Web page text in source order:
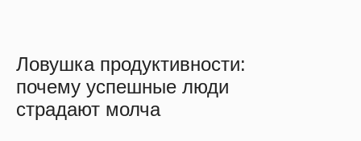
Ловушка продуктивности:
почему успешные люди
страдают молча